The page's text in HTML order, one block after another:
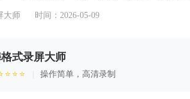
大师 时间：2026-05-09
格式录屏大师
操作简单，高清录制